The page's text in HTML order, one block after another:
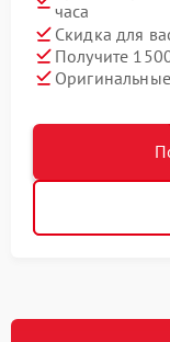
часа
Скидка для
Получите